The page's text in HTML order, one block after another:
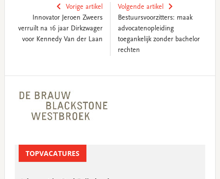
Vorige artikel
Innovator Jeroen Zweers
verruilt na 16 jaar Dirkzwager
voor Kennedy Van der Laan
Volgende artikel
Bestuursvoorzitters: maak
advocatenopleiding
toegankelijk zonder bachelor
rechten
Sidebar
TOPVACATURES